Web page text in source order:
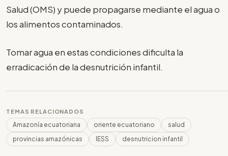
Salud (OMS) y puede propagarse mediante el agua o
los alimentos contaminados.
Tomar agua en estas condiciones dificulta la
erradicación de la desnutrición infantil.
TEMAS RELACIONADOS
Amazonía ecuatoriana oriente ecuatoriano
salud
provincias amazónicas
IESS desnutricion infantil